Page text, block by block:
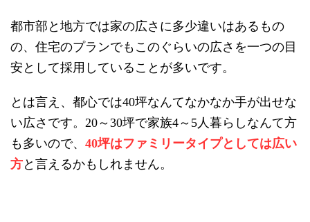
都市部と地方では家の広さに多少違いはあるもの
の、住宅のプランでもこのぐらいの広さを一つの目
安として採用していることが多いです。
とは言え、都心では40坪なんてなかなか手が出せな
い広さです。 20～ 30坪で家族4～ 5人暮らしなんて方
も多いので、 40坪はファミリータイプとしては広い
方と言えるかもしれません。